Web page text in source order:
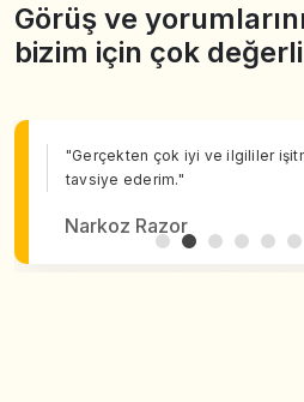
Görüş ve
bizim için çok
"Gerçekten çok iyi ve ilgililer
tavsiye ederim."
Narkoz Razor